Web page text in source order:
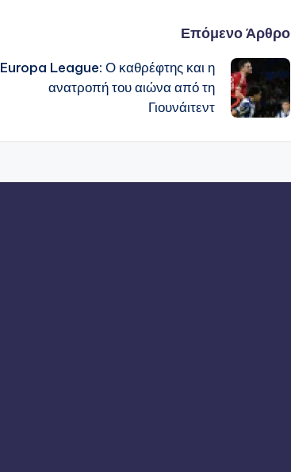
Επόμενο Άρθρο
Europa League: Ο καθρέφτης και η
ανατροπή του αιώνα από τη
Γιουνάιτεντ